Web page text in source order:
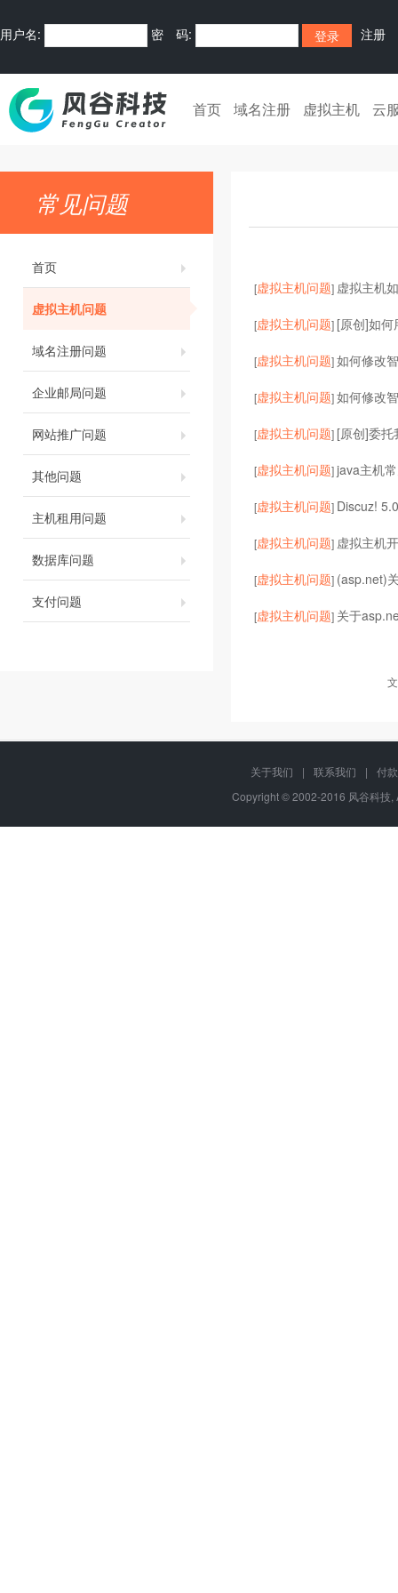
用户名: 密 码: 注册
首页 域名注册 虚拟主机 云
常见问题
首页
虚拟主机问题
域名注册问题
企业邮局问题
网站推广问题
其他问题
主机租用问题
数据库问题
支付问题
[虚拟主机问题] 虚拟主机
[虚拟主机问题] [原创]如
[虚拟主机问题]如何修改
[虚拟主机问题]如何修改
[虚拟主机问题] [原创]委托
[虚拟主机问题]java主机
[虚拟主机问题] Discuz!
[虚拟主机问题] 虚拟主机
[虚拟主机问题] (asp.net)
[虚拟主机问题] 关于
关于我们 | 联系我们 |
付
Copyright © 2002-2016 风谷科